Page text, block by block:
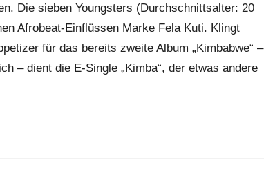
Die sieben Youngsters (Durchschnittsalter: 20
Afrobeat-Einflüssen Marke Fela Kuti. Klingt
für das bereits zweite Album „Kimbabwe“ –
– dient die E-Single „Kimba“, der etwas andere